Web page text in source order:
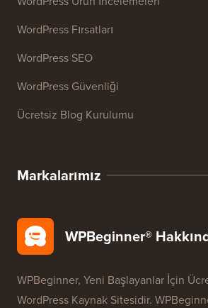
WordPress Fırsatları
WordPress SEO
WordPress Güvenliği
Ücretsiz Blog Kurulumu
Markalarımız
WPBeginner®
WPBeginner, Yeni Başlayanlar İçin
WordPress Kaynak Sitesidir.